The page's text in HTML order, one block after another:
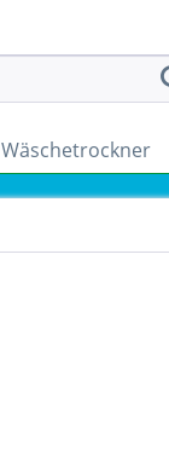
Wäschetrockner